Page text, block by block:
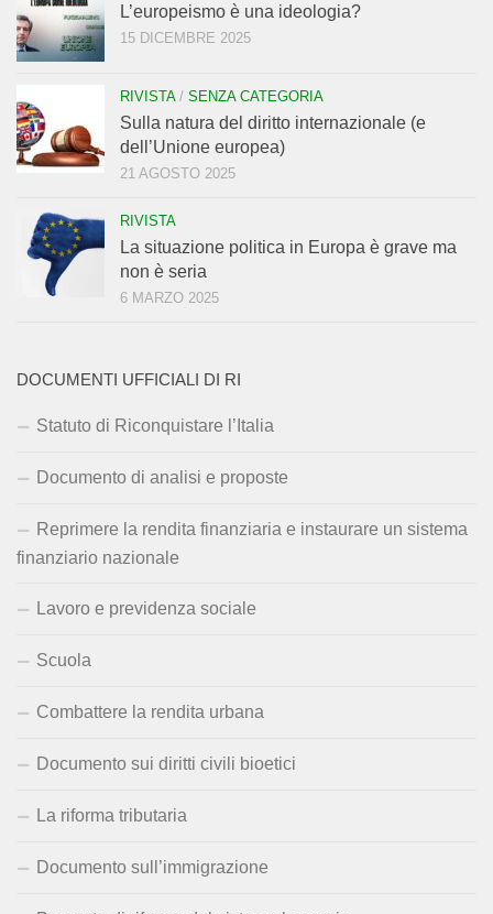
L’europeismo è una ideologia?
15 DICEMBRE 2025
RIVISTA/ SENZA CATEGORIA
Sulla natura del diritto internazionale (e
dell’Unione europea)
21 AGOSTO 2025
RIVISTA
La situazione politica in Europa è grave ma
non è seria
6 MARZO 2025
DOCUMENTI UFFICIALI DI RI
Statuto di Riconquistare l’Italia
Documento di analisi e proposte
Reprimere la rendita finanziaria e instaurare un sistema
finanziario nazionale
Lavoro e previdenza sociale
Scuola
Combattere la rendita urbana
Documento sui diritti civili bioetici
La riforma tributaria
Documento sull’immigrazione